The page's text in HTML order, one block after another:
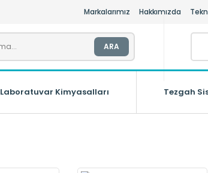
Markalarımız Hakkımızda
ARA
Laboratuvar Kimyasalları Tezgah